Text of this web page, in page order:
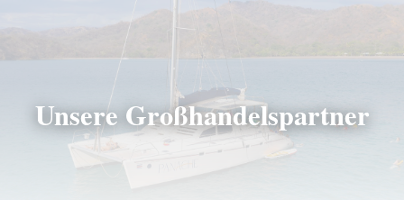
Unsere Großhandelspartner